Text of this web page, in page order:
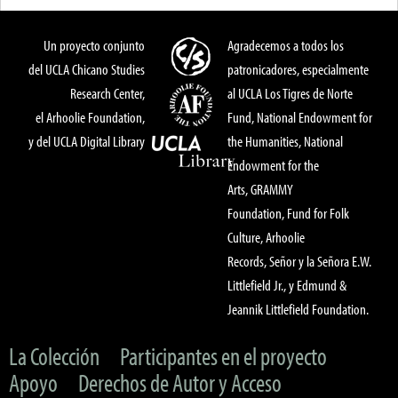
Un proyecto conjunto
del UCLA Chicano Studies
Research Center,
el Arhoolie Foundation,
y del UCLA Digital Library
Agradecemos a todos los
patronicadores, especialmente
al UCLA Los Tigres de Norte
Fund, National Endowment for
the Humanities, National
Endowment for the
Arts, GRAMMY
Foundation, Fund for Folk
Culture, Arhoolie
Records, Señor y la Señora E.W.
Littlefield Jr., y Edmund &
Jeannik Littlefield Foundation.
La Colección
Participantes en el proyecto
Apoyo
Derechos de Autor y Acceso